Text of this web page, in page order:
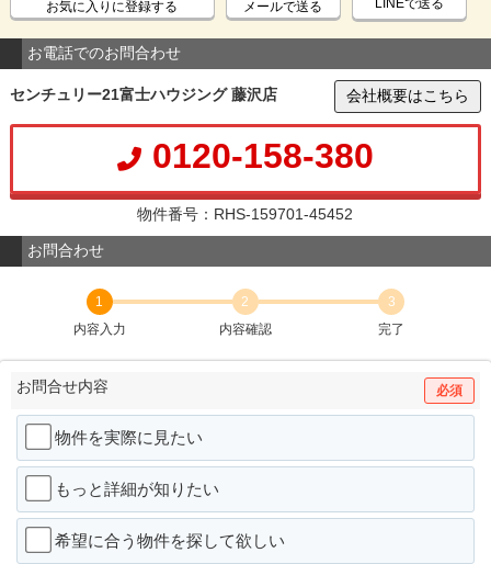
お気に入りに登録する メールで送る LINEで送る
お電話でのお問合わせ
センチュリー21富士ハウジング 藤沢店 会社概要はこちら
0120-158-380
物件番号：RHS-159701-45452
お問合わせ
1
内容入力
2
内容確認
3
完了
お問合せ内容 必須
物件を実際に見たい
もっと詳細が知りたい
希望に合う物件を探して欲しい